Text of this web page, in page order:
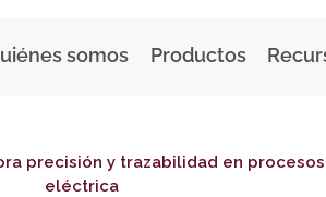
somos Productos
precisión y trazabilidad en
eléctrica